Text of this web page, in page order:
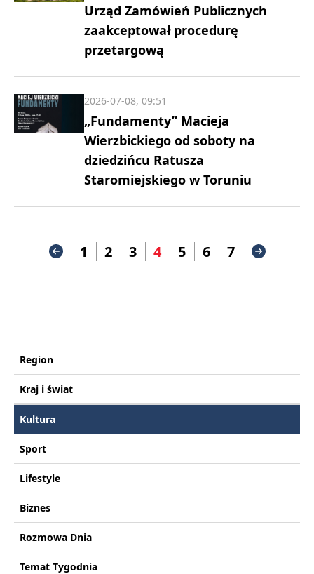
Urząd Zamówień Publicznych
zaakceptował procedurę
przetargową
„Fundamenty” Macieja
Wierzbickiego od soboty na
dziedzińcu Ratusza
Staromiejskiego w Toruniu
2026-07-08, 09:51
1 2 3 4 5 6 7
Region
Kraj i świat
Kultura
Sport
Lifestyle
Biznes
Rozmowa Dnia
Temat Tygodnia